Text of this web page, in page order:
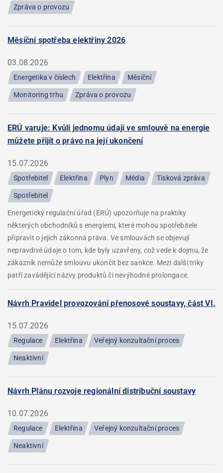
Zpráva o provozu
Měsíční spotřeba elektřiny 2026
03.08.2026
Energetika v číslech Elektřina Měsíční
Monitoring trhu Zpráva o provozu
ERÚ varuje: Kvůli jednomu údaji ve smlouvě na energie
můžete přijít o právo na její ukončení
15.07.2026
Spotřebitel Elektřina Plyn Média Tisková zpráva
Spotřebitel
Energetický regulační úřad (ERÚ) upozorňuje na praktiky
některých obchodníků s energiemi, které mohou spotřebitele
připravit o jejich zákonná práva. Ve smlouvách se objevují
nepravdivé údaje o tom, kde byly uzavřeny, což vede k dojmu, že
zákazník nemůže smlouvu ukončit bez sankce. Mezi další triky
patří zavádějící názvy produktů či nevýhodné prolongace.
Návrh Pravidel provozování přenosové soustavy, část VI.
15.07.2026
Regulace Elektřina Veřejný konzultační proces
Neaktivní
Návrh Plánu rozvoje regionální distribuční soustavy
10.07.2026
Regulace Elektřina Veřejný konzultační proces
Neaktivní